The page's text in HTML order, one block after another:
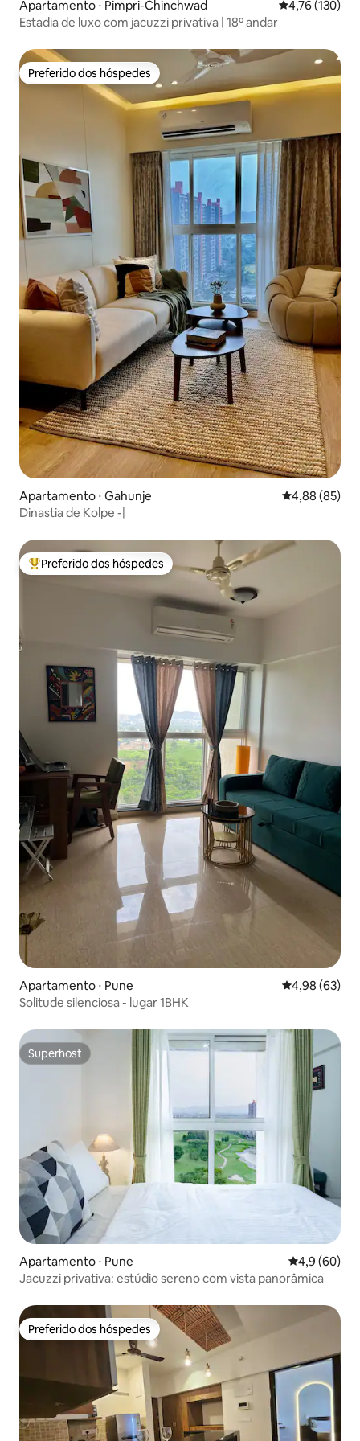
Apartamento ⋅ Pimpri-Chinchwad 4,76 de uma
4,76 (130)
Estadia de luxo com jacuzzi privativa | 18º andar
Preferido dos hóspedes
Preferido dos hóspedes
Apartamento ⋅ Gahunje 4,88 de uma
4,88 (85)
Dinastia de Kolpe -|
Entre os melhores preferidos dos hóspedes
Preferido dos hóspedes
Apartamento ⋅ Pune 4,98 de uma
4,98 (63)
Solitude silenciosa - lugar 1BHK
Superhost
Superhost
Apartamento ⋅ Pune 4,9 de uma
4,9 (60)
Jacuzzi privativa: estúdio sereno com vista panorâmica
Preferido dos hóspedes
Preferido dos hóspedes